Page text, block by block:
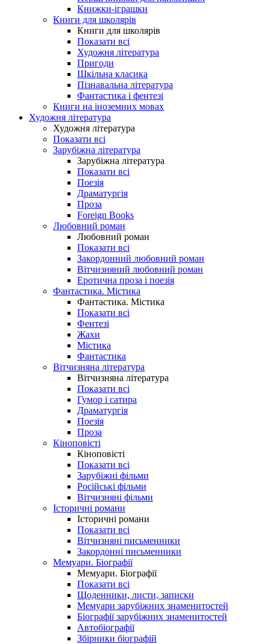
Книжки-іграшки
Книги для школярів
Книги для школярів
Показати всі
Художня література
Пригоди
Шкільна класика
Пізнавальна література
Фантастика і фентезі
Книги на іноземних мовах
Художня література
Художня література
Показати всі
Зарубіжна література
Зарубіжна література
Показати всі
Поезія
Драматургія
Проза
Foreign Books
Любовний роман
Любовний роман
Показати всі
Закордонний любовний роман
Вітчизняний любовний роман
Еротична проза і поезія
Фантастика. Містика
Фантастика. Містика
Показати всі
Фентезі
Жахи
Містика
Фантастика
Вітчизняна література
Вітчизняна література
Показати всі
Гумор і сатира
Драматургія
Поезія
Проза
Кіноповісті
Кіноповісті
Показати всі
Зарубіжні фільми
Російські фільми
Вітчизняні фільми
Історичні романи
Історичні романи
Показати всі
Вітчизняні письменники
Закордонні письменники
Мемуари. Біографії
Мемуари. Біографії
Показати всі
Щоденники, листи, записки
Мемуари зарубіжних знаменитостей
Біографії зарубіжних знаменитостей
Автобіографії
Збірники біографій